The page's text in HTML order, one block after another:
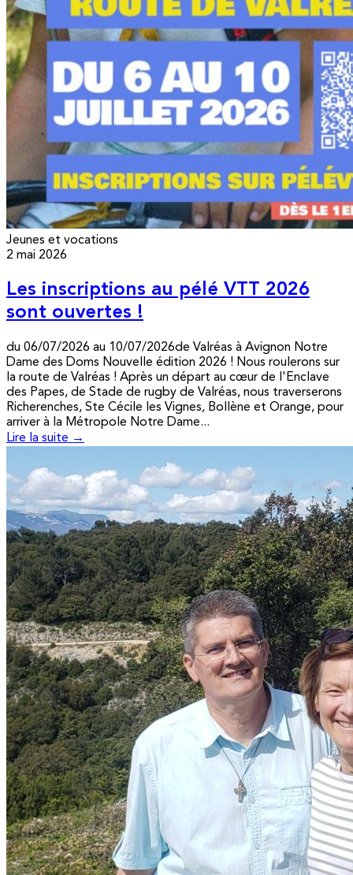
Jeunes et vocations
2 mai 2026
Les inscriptions au pélé VTT 2026
sont ouvertes !
du 06/07/2026 au 10/07/2026de Valréas à Avignon Notre
Dame des Doms Nouvelle édition 2026 ! Nous roulerons sur
la route de Valréas ! Après un départ au cœur de l'Enclave
des Papes, de Stade de rugby de Valréas, nous traverserons
Richerenches, Ste Cécile les Vignes, Bollène et Orange, pour
arriver à la Métropole Notre Dame...
Lire la suite →